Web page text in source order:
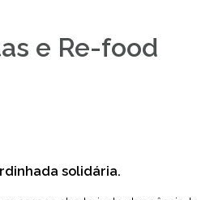
e Re-food
solidária.